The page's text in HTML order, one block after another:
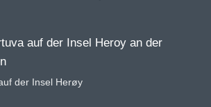
der Insel Herøy